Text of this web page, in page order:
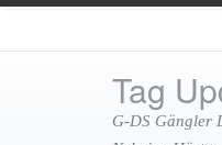
Tag
G-DS Gängler